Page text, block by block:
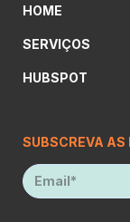
HOME
SERVIÇOS
HUBSPOT
SUBSCREVA